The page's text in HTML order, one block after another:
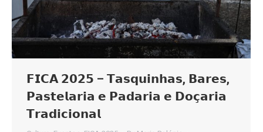
𝗙𝗜𝗖𝗔 𝟮𝟬𝟮𝟱 – 𝗧𝗮𝘀𝗾𝘂𝗶𝗻𝗵𝗮𝘀, 𝗕𝗮𝗿𝗲𝘀,
𝗣𝗮𝘀𝘁𝗲𝗹𝗮𝗿𝗶𝗮 𝗲 𝗣𝗮𝗱𝗮𝗿𝗶𝗮 𝗲 𝗗𝗼𝗰̧𝗮𝗿𝗶𝗮
𝗧𝗿𝗮𝗱𝗶𝗰𝗶𝗼𝗻𝗮𝗹